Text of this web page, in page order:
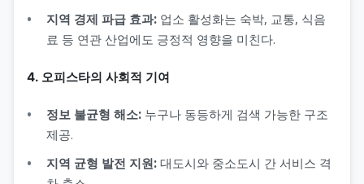
지역 경제 파급 효과: 업소 활성화는 숙박, 교통, 식음
료 등 연관 산업에도 긍정적 영향을 미친다.
4. 오피스타의 사회적 기여
정보 불균형 해소: 누구나 동등하게 검색 가능한 구조
제공.
지역 균형 발전 지원: 대도시와 중소도시 간 서비스 격